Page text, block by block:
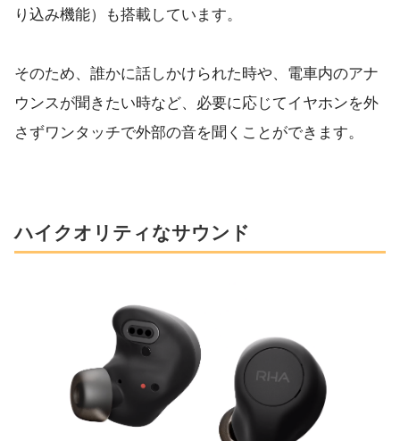
り込み機能）も搭載しています。
そのため、誰かに話しかけられた時や、電車内のアナ
ウンスが聞きたい時など、必要に応じてイヤホンを外
さずワンタッチで外部の音を聞くことができます。
ハイクオリティなサウンド